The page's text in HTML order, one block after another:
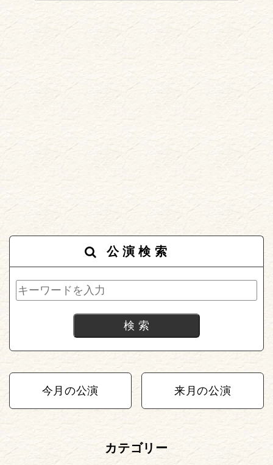
公演検索
今月の公演 来月の公演
カテゴリー